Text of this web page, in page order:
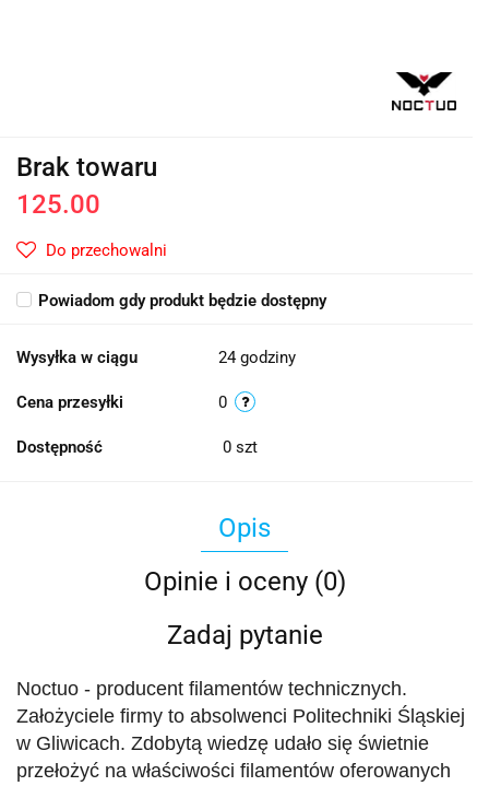
Brak towaru
125.00
Do przechowalni
Powiadom gdy produkt będzie dostępny
Wysyłka w ciągu 24 godziny
Cena przesyłki 0
Dostępność 0 szt
Opis
Opinie i oceny (0)
Zadaj pytanie
Noctuo - producent filamentów technicznych.
Założyciele firmy to absolwenci Politechniki Śląskiej
w Gliwicach. Zdobytą wiedzę udało się świetnie
przełożyć na właściwości filamentów oferowanych